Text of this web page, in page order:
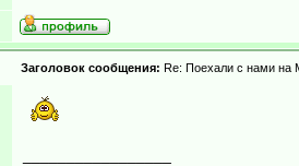
Заголовок сообщения: Re: Поехали с нами на